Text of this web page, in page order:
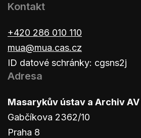
Kontakt
+420 286 010 110
mua@mua.cas.cz
ID datové schránky: cgsns2j
Adresa
Masarykův ústav a Archiv AV
Gabčíkova 2362/10
Praha 8